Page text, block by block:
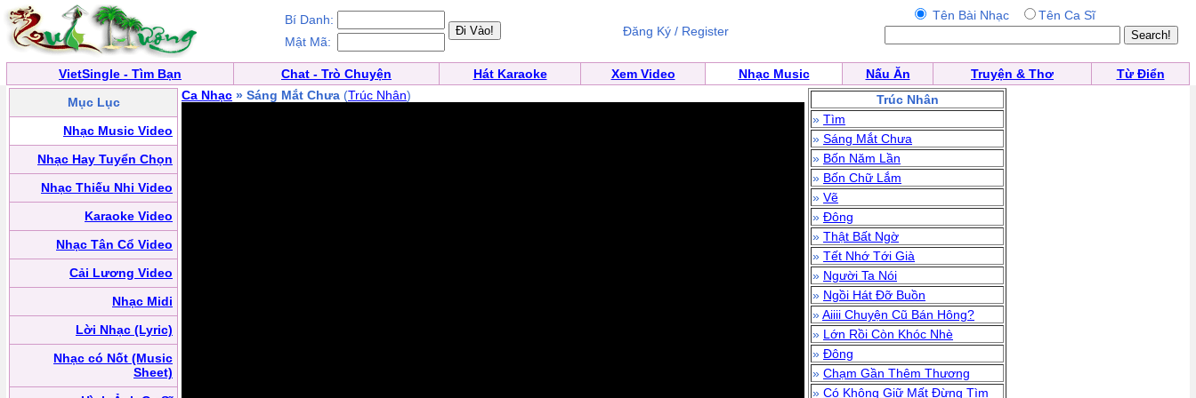
Bí Danh:
Mật Mã:
Đăng Ký / Register
Tên Bài Nhạc Tên Ca Sĩ
VietSingle - Tìm Bạn Chat - Trò Chuyện Hát Karaoke Xem Video Nhạc Music Nấu Ăn Truyện & Thơ
Từ Điển
Mục Lục
Nhạc Music Video
Nhạc Hay Tuyển Chọn
Nhạc Thiếu Nhi Video
Karaoke Video
Nhạc Tân Cổ Video
Cải Lương Video
Nhạc Midi
Lời Nhạc (Lyric)
Nhạc có Nốt (Music
Sheet)
Ca Nhạc » Sáng Mắt Chưa (Trúc Nhân)
Trúc Nhân
» Tìm
» Sáng Mắt Chưa
» Bốn Năm Lần
» Bốn Chữ Lắm
» Vẽ
» Đông
» Thật Bất Ngờ
» Tết Nhớ Tới Già
» Người Ta Nói
» Ngồi Hát Đỡ Buồn
»Aiiii Chuyện Cũ Bán Hông?
» Lớn Rồi Còn Khóc Nhè
» Đông
» Chạm Gần Thêm Thương
» Có Không Giữ Mất Đừng Tìm